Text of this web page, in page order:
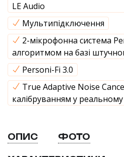
LE Audio
Мультипідключення
2-мікрофонна система
алгоритмом на базі
Personi-Fi 3.0
True Adaptive Noise
калібруванням у реальному
ОПИС ФОТО